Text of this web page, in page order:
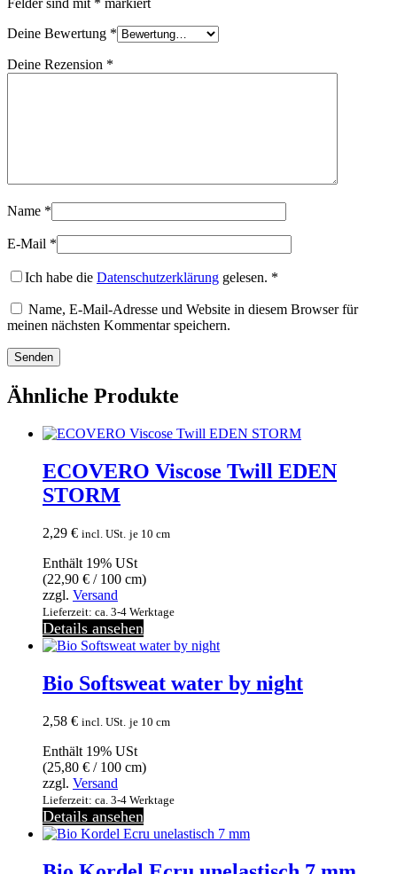
Felder sind mit * markiert
Deine Bewertung *
Deine Rezension *
Name *
E-Mail *
Ich habe die Datenschutzerklärung gelesen. *
Name, E-Mail-Adresse und Website in diesem Browser für
meinen nächsten Kommentar speichern.
Ähnliche Produkte
ECOVERO Viscose Twill EDEN
STORM
2,29 € incl. USt. je 10 cm
Enthält 19% USt
(22,90 € / 100 cm)
zzgl. Versand
Lieferzeit: ca. 3-4 Werktage
Details ansehen
Bio Softsweat water by night
2,58 € incl. USt. je 10 cm
Enthält 19% USt
(25,80 € / 100 cm)
zzgl. Versand
Lieferzeit: ca. 3-4 Werktage
Details ansehen